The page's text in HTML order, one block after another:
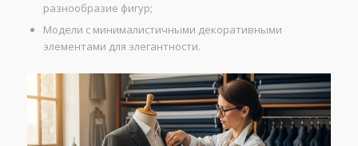
разнообразие фигур;
Модели с минималистичными декоративными
элементами для элегантности.